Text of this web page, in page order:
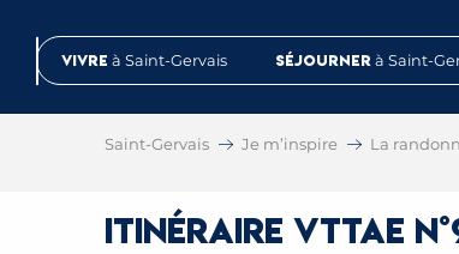
contenuVivre à Saint-Gervais Séjourner à Saint-
Saint-Gervais Je m’inspire La
Itinéraire VTTAE